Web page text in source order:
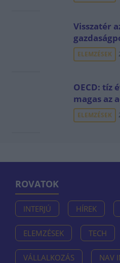
Visszatér
ELEMZÉSEK
OECD: tíz
magas az
ELEMZÉSEK
ROVATOK
INTERJÚ HÍREK
ELEMZÉSEK TECH
VÁLLALKOZÁS NAV